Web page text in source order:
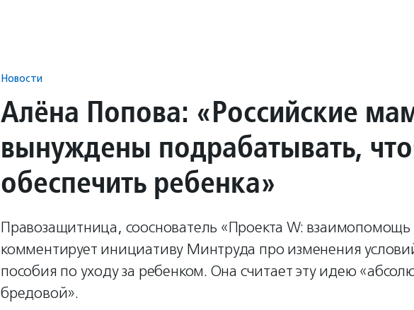
Новости
Алёна Попова: «Российские
вынуждены подрабатывать,
обеспечить ребенка»
Правозащитница, сооснователь «Проекта W:
комментирует инициативу Минтруда про изменения
пособия по уходу за ребенком. Она считает эту идею
бредовой».